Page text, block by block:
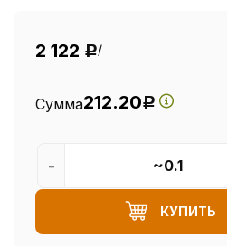
2 122 Р/
Сумма212.20Р
КУПИТЬ
-